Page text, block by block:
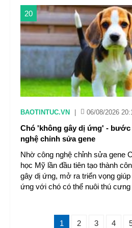
20
BAOTINTUC.VN 06/08/2026
Chó 'không gây dị ứng' -
nghệ chỉnh sửa gene
Nhờ công nghệ chỉnh sửa gene
học Mỹ lần đầu tiên tạo thành
gây dị ứng, mở ra triển vọng
ứng với chó có thể nuôi thú
1 2 3 4